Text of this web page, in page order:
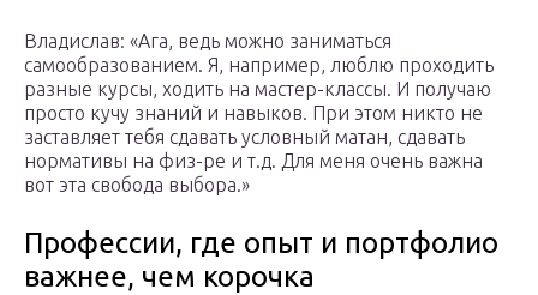
Владислав: «Ага, ведь можно заниматься
самообразованием. Я, например, люблю проходить
разные курсы, ходить на мастер-классы. И получаю
просто кучу знаний и навыков. При этом никто не
заставляет тебя сдавать условный матан, сдавать
нормативы на физ-ре и т.д. Для меня очень важна
вот эта свобода выбора.»
Профессии, где опыт и портфолио
важнее, чем корочка